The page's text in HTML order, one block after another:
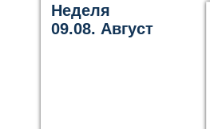
Неделя
09.08. Август